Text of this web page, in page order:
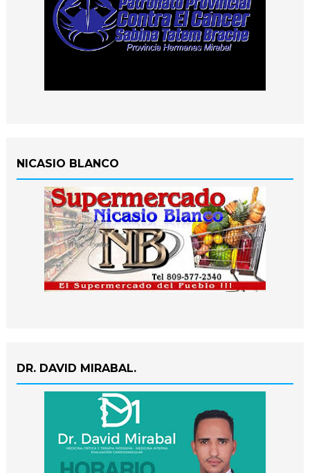
NICASIO BLANCO
DR. DAVID MIRABAL.